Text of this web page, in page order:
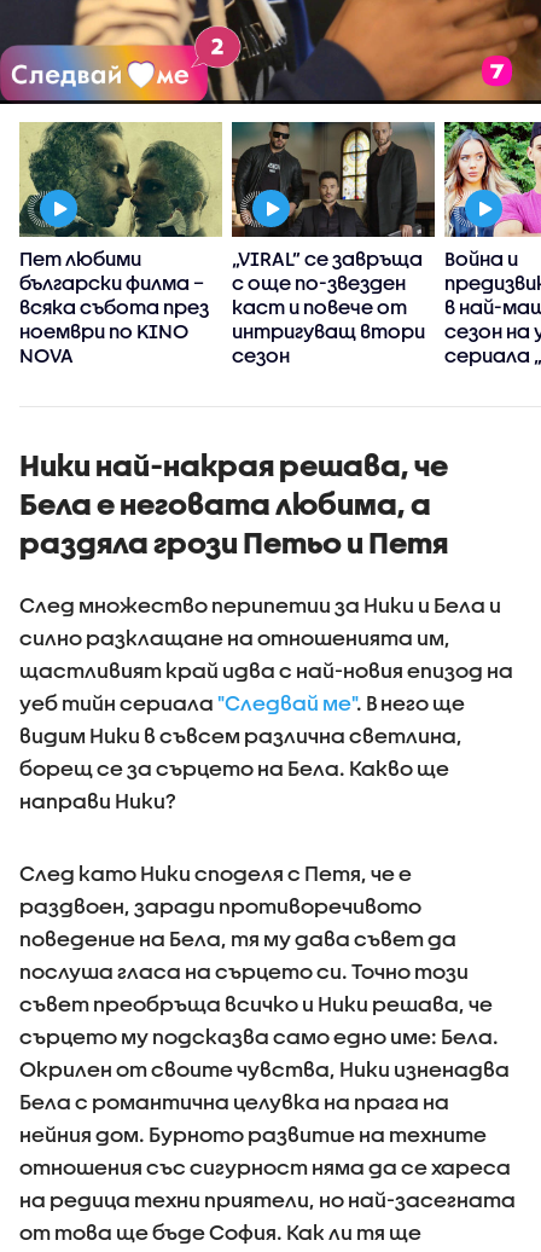
Пет любими
български филма –
всяка събота през
ноември по KINO
NOVA
„VIRAL” се завръща
с още по-звезден
каст и повече от
интригуващ втори
сезон
Война и
в най-
сезон на
сериала
Ники най-накрая решава, че
Бела е неговата любима, а
раздяла грози Петьо и Петя
След множество перипетии за Ники и Бела и
силно разклащане на отношенията им,
щастливият край идва с най-новия епизод на
уеб тийн сериала "Следвай ме". В него ще
видим Ники в съвсем различна светлина,
борещ се за сърцето на Бела. Какво ще
направи Ники?
След като Ники споделя с Петя, че е
раздвоен, заради противоречивото
поведение на Бела, тя му дава съвет да
послуша гласа на сърцето си. Точно този
съвет преобръща всичко и Ники решава, че
сърцето му подсказва само едно име: Бела.
Окрилен от своите чувства, Ники изненадва
Бела с романтична целувка на прага на
нейния дом. Бурното развитие на техните
отношения със сигурност няма да се хареса
на редица техни приятели, но най-засегната
от това ще бъде София. Как ли тя ще